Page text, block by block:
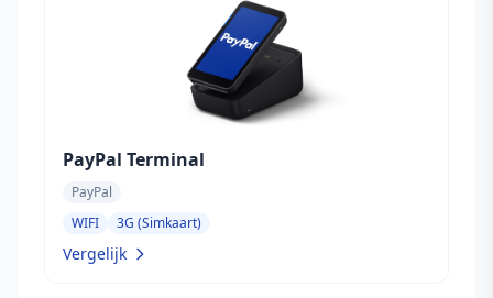
PayPal Terminal
PayPal
WIFI
3G (Simkaart)
Vergelijk